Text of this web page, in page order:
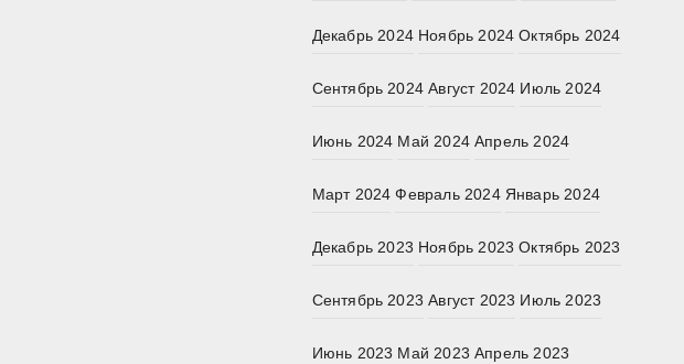
Декабрь 2024 Ноябрь 2024 Октябрь 2024
Сентябрь 2024 Август 2024 Июль 2024
Июнь 2024 Май 2024 Апрель 2024
Март 2024 Февраль 2024 Январь 2024
Декабрь 2023 Ноябрь 2023 Октябрь 2023
Сентябрь 2023 Август 2023 Июль 2023
Июнь 2023 Май 2023 Апрель 2023